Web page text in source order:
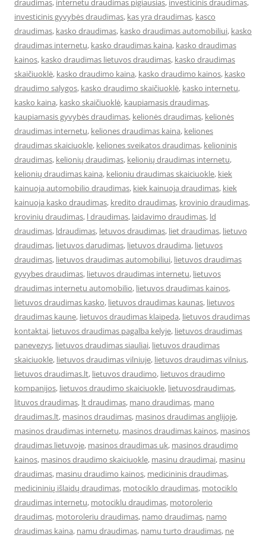
draudimas, internetu draudimas pigiausias, investicinis draudimas,
investicinis gyvybės draudimas, kas yra draudimas, kasco
draudimas, kasko draudimas, kasko draudimas automobiliui, kasko
draudimas internetu, kasko draudimas kaina, kasko draudimas
kainos, kasko draudimas lietuvos draudimas, kasko draudimas
skaičiuoklė, kasko draudimo kaina, kasko draudimo kainos, kasko
draudimo salygos, kasko draudimo skaičiuoklė, kasko internetu,
kasko kaina, kasko skaičiuoklė, kaupiamasis draudimas,
kaupiamasis gyvybės draudimas, kelionės draudimas, kelionės
draudimas internetu, keliones draudimas kaina, keliones
draudimas skaiciuokle, keliones sveikatos draudimas, kelioninis
draudimas, kelionių draudimas, kelionių draudimas internetu,
kelionių draudimas kaina, kelioniu draudimas skaiciuokle, kiek
kainuoja automobilio draudimas, kiek kainuoja draudimas, kiek
kainuoja kasko draudimas, kredito draudimas, krovinio draudimas,
kroviniu draudimas, l draudimas, laidavimo draudimas, ld
draudimas, ldraudimas, letuvos draudimas, liet draudimas, lietuvo
draudimas, lietuvos darudimas, lietuvos draudima, lietuvos
draudimas, lietuvos draudimas automobiliui, lietuvos draudimas
gyvybes draudimas, lietuvos draudimas internetu, lietuvos
draudimas internetu automobilio, lietuvos draudimas kainos,
lietuvos draudimas kasko, lietuvos draudimas kaunas, lietuvos
draudimas kaune, lietuvos draudimas klaipeda, lietuvos draudimas
kontaktai, lietuvos draudimas pagalba kelyje, lietuvos draudimas
panevezys, lietuvos draudimas siauliai, lietuvos draudimas
skaiciuokle, lietuvos draudimas vilniuje, lietuvos draudimas vilnius,
lietuvos draudimas.lt, lietuvos draudimo, lietuvos draudimo
kompanijos, lietuvos draudimo skaiciuokle, lietuvosdraudimas,
lituvos draudimas, lt draudimas, mano draudimas, mano
draudimas.lt, masinos draudimas, masinos draudimas anglijoje,
masinos draudimas internetu, masinos draudimas kainos, masinos
draudimas lietuvoje, masinos draudimas uk, masinos draudimo
kainos, masinos draudimo skaiciuokle, masinu draudimai, masinu
draudimas, masinu draudimo kainos, medicininis draudimas,
medicininių išlaidų draudimas, motociklo draudimas, motociklo
draudimas internetu, motociklu draudimas, motorolerio
draudimas, motoroleriu draudimas, namo draudimas, namo
draudimas kaina, namu draudimas, namu turto draudimas, ne